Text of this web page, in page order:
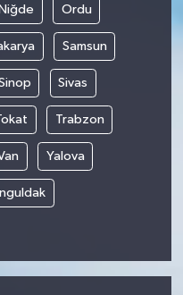
Niğde Ordu
Samsun
Sivas
Trabzon
Yalova